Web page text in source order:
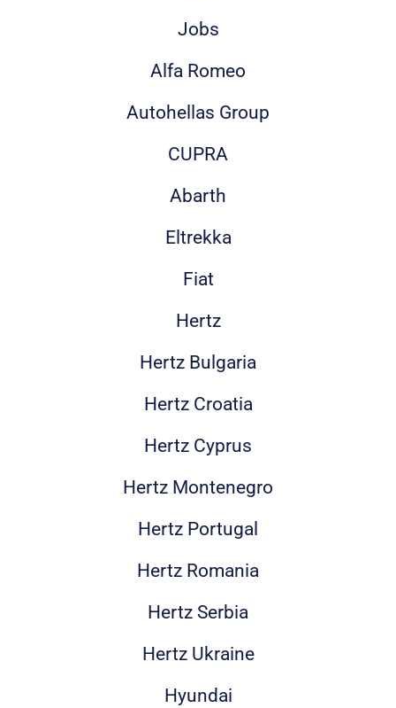
Jobs
Alfa Romeo
Autohellas Group
CUPRA
Abarth
Eltrekka
Fiat
Hertz
Hertz Bulgaria
Hertz Croatia
Hertz Cyprus
Hertz Montenegro
Hertz Portugal
Hertz Romania
Hertz Serbia
Hertz Ukraine
Hyundai